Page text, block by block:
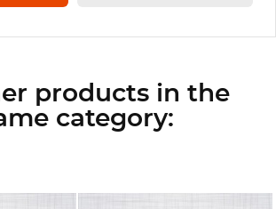
products in the
category: